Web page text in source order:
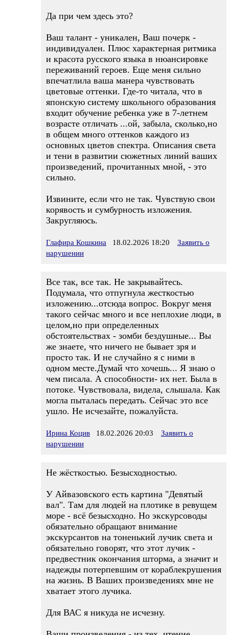
Да при чем здесь это?
Ваш талант - уникален, Ваш почерк -
индивидуален. Плюс характерная ритмика
и красота русского языка в нюансировке
переживаний героев. Еще меня сильно
впечатлила ваша манера чувствовать
цветовые оттенки. Где-то читала, что в
японскую систему школьного образования
входит обучение ребенка уже в 7-летнем
возрасте отличать ...ой, забыла, сколько,но
в общем много оттенков каждого из
основных цветов спектра. Описания света
и тени в развитии сюжетных линий ваших
произведений, прочитанных мной, - это
сильно.
Извините, если что не так. Чувствую свои
корявость и сумбурность изложения.
Закругляюсь.
Глафира Кошкина 18.02.2026 18:20
Заявить о
нарушении
Все так, все так. Не закрывайтесь.
Подумала, что отпугнула жесткостью
изложению...отсюда вопрос. Вокруг меня
такого сейчас много и все неплохие люди, в
целом,но при определенных
обстоятельствах - зомби бездушные... Вы
же знаете, что ничего не бывает зря и
просто так. И не случайно я с ними в
одном месте.Думай что хочешь... Я знаю о
чем писала. А способности- их нет. Была в
потоке. Чувствовала, видела, слышала. Как
могла пыталась передать. Сейчас это все
ушло. Не исчезайте, пожалуйста.
Ирина Коцив 18.02.2026 20:03
Заявить о
нарушении
Не жёсткостью. Безысходностью.
У Айвазовского есть картина "Девятый
вал". Там для людей на плотике в ревущем
море - всё безысходно. Но экскурсоводы
обязательно обращают внимание
экскурсантов на тоненький лучик света и
обязательно говорят, что этот лучик -
предвестник окончания шторма, а значит и
надежды потерпевшим от кораблекрушения
на жизнь. В Ваших произведениях мне не
хватает этого лучика.
Для ВАС я никуда не исчезну.